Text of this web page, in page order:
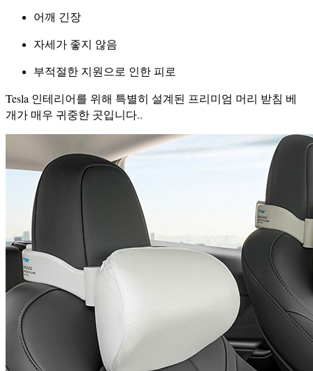
어깨 긴장
자세가 좋지 않음
부적절한 지원으로 인한 피로
Tesla 인테리어를 위해 특별히 설계된 프리미엄 머리 받침 베
개가 매우 귀중한 곳입니다..